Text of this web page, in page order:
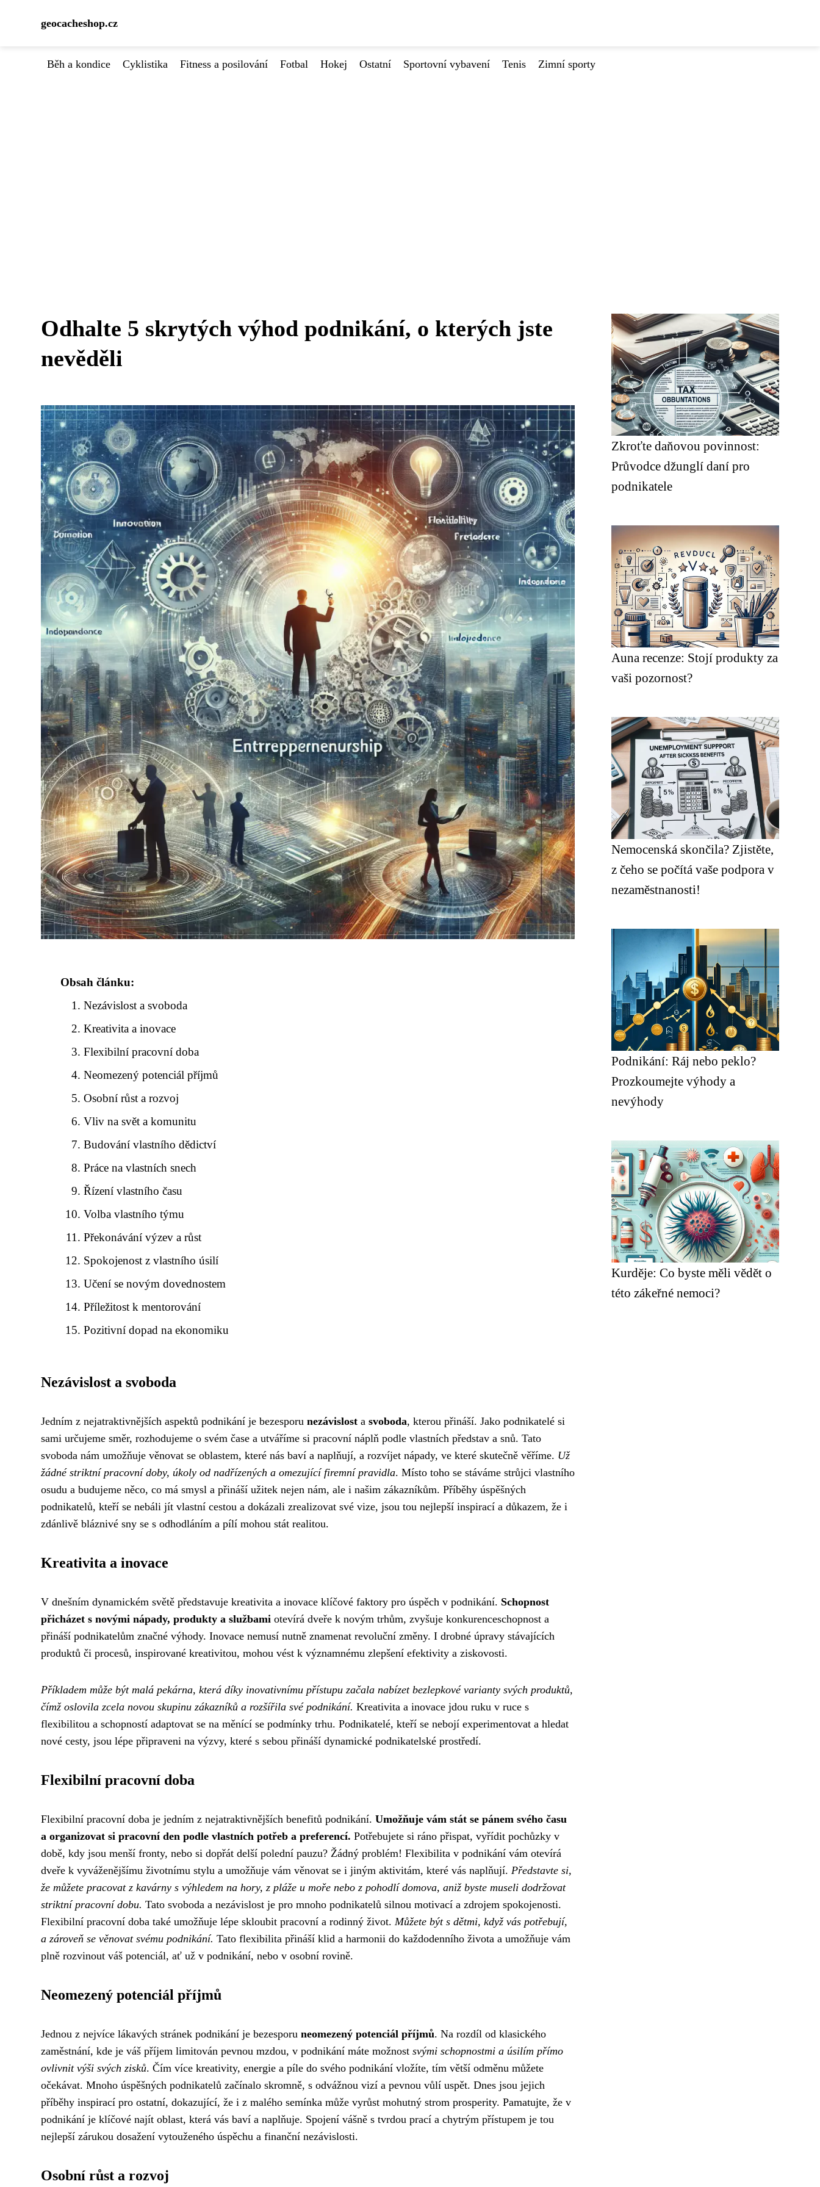
geocacheshop.cz
Běh a kondice Cyklistika Fitness a posilování Fotbal Hokej Ostatní Sportovní vybavení Tenis Zimní sporty
Odhalte 5 skrytých výhod podnikání, o kterých jste
nevěděli
Obsah článku:
Nezávislost a svoboda
Kreativita a inovace
Flexibilní pracovní doba
Neomezený potenciál příjmů
Osobní růst a rozvoj
Vliv na svět a komunitu
Budování vlastního dědictví
Práce na vlastních snech
Řízení vlastního času
Volba vlastního týmu
Překonávání výzev a růst
Spokojenost z vlastního úsilí
Učení se novým dovednostem
Příležitost k mentorování
Pozitivní dopad na ekonomiku
Nezávislost a svoboda
Jedním z nejatraktivnějších aspektů podnikání je bezesporu nezávislost a svoboda, kterou přináší. Jako podnikatelé si
sami určujeme směr, rozhodujeme o svém čase a utváříme si pracovní náplň podle vlastních představ a snů. Tato
svoboda nám umožňuje věnovat se oblastem, které nás baví a naplňují, a rozvíjet nápady, ve které skutečně věříme. Už
žádné striktní pracovní doby, úkoly od nadřízených a omezující firemní pravidla. Místo toho se stáváme strůjci vlastního
osudu a budujeme něco, co má smysl a přináší užitek nejen nám, ale i našim zákazníkům. Příběhy úspěšných
podnikatelů, kteří se nebáli jít vlastní cestou a dokázali zrealizovat své vize, jsou tou nejlepší inspirací a důkazem, že i
zdánlivě bláznivé sny se s odhodláním a pílí mohou stát realitou.
Kreativita a inovace
V dnešním dynamickém světě představuje kreativita a inovace klíčové faktory pro úspěch v podnikání. Schopnost
přicházet s novými nápady, produkty a službami otevírá dveře k novým trhům, zvyšuje konkurenceschopnost a
přináší podnikatelům značné výhody. Inovace nemusí nutně znamenat revoluční změny. I drobné úpravy stávajících
produktů či procesů, inspirované kreativitou, mohou vést k významnému zlepšení efektivity a ziskovosti.
Příkladem může být malá pekárna, která díky inovativnímu přístupu začala nabízet bezlepkové varianty svých produktů,
čímž oslovila zcela novou skupinu zákazníků a rozšířila své podnikání. Kreativita a inovace jdou ruku v ruce s
flexibilitou a schopností adaptovat se na měnící se podmínky trhu. Podnikatelé, kteří se nebojí experimentovat a hledat
nové cesty, jsou lépe připraveni na výzvy, které s sebou přináší dynamické podnikatelské prostředí.
Flexibilní pracovní doba
Flexibilní pracovní doba je jedním z nejatraktivnějších benefitů podnikání. Umožňuje vám stát se pánem svého času
a organizovat si pracovní den podle vlastních potřeb a preferencí. Potřebujete si ráno přispat, vyřídit pochůzky v
době, kdy jsou menší fronty, nebo si dopřát delší polední pauzu? Žádný problém! Flexibilita v podnikání vám otevírá
dveře k vyváženějšímu životnímu stylu a umožňuje vám věnovat se i jiným aktivitám, které vás naplňují. Představte si,
že můžete pracovat z kavárny s výhledem na hory, z pláže u moře nebo z pohodlí domova, aniž byste museli dodržovat
striktní pracovní dobu. Tato svoboda a nezávislost je pro mnoho podnikatelů silnou motivací a zdrojem spokojenosti.
Flexibilní pracovní doba také umožňuje lépe skloubit pracovní a rodinný život. Můžete být s dětmi, když vás potřebují,
a zároveň se věnovat svému podnikání. Tato flexibilita přináší klid a harmonii do každodenního života a umožňuje vám
plně rozvinout váš potenciál, ať už v podnikání, nebo v osobní rovině.
Neomezený potenciál příjmů
Jednou z nejvíce lákavých stránek podnikání je bezesporu neomezený potenciál příjmů. Na rozdíl od klasického
zaměstnání, kde je váš příjem limitován pevnou mzdou, v podnikání máte možnost svými schopnostmi a úsilím přímo
ovlivnit výši svých zisků. Čím více kreativity, energie a píle do svého podnikání vložíte, tím větší odměnu můžete
očekávat. Mnoho úspěšných podnikatelů začínalo skromně, s odvážnou vizí a pevnou vůlí uspět. Dnes jsou jejich
příběhy inspirací pro ostatní, dokazující, že i z malého semínka může vyrůst mohutný strom prosperity. Pamatujte, že v
podnikání je klíčové najít oblast, která vás baví a naplňuje. Spojení vášně s tvrdou prací a chytrým přístupem je tou
nejlepší zárukou dosažení vytouženého úspěchu a finanční nezávislosti.
Osobní růst a rozvoj
Zkroťte daňovou povinnost:
Průvodce džunglí daní pro
podnikatele
Auna recenze: Stojí produkty za
vaši pozornost?
Nemocenská skončila? Zjistěte,
z čeho se počítá vaše podpora v
nezaměstnanosti!
Podnikání: Ráj nebo peklo?
Prozkoumejte výhody a
nevýhody
Kurděje: Co byste měli vědět o
této zákeřné nemoci?